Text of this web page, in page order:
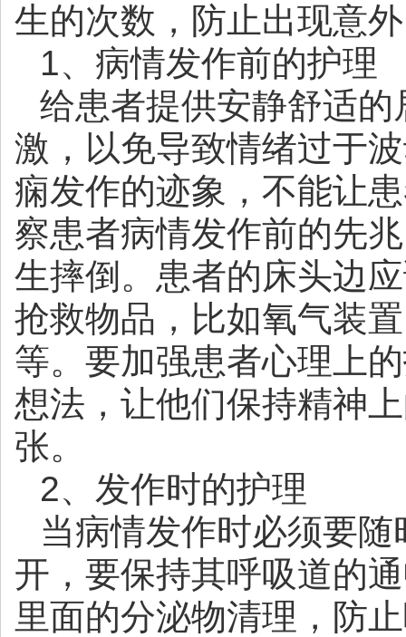
生的次数，防止出现意
1、病情发作前的护理
给患者提供安静舒适
激，以免导致情绪过于
痫发作的迹象，不能让
察患者病情发作前的先
生摔倒。患者的床头边
抢救物品，比如氧气装
等。要加强患者心理上
想法，让他们保持精神
张。
2、发作时的护理
当病情发作时必须要
开，要保持其呼吸道的
里面的分泌物清理，防